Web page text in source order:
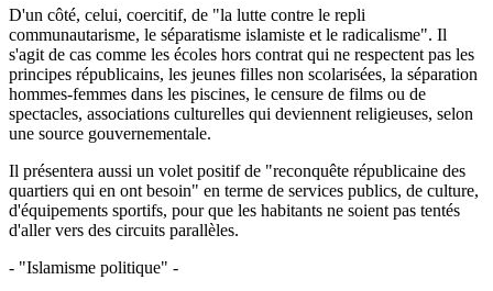
D'un côté, celui, coercitif, de "la lutte contre le repli
communautarisme, le séparatisme islamiste et le radicalisme". Il
s'agit de cas comme les écoles hors contrat qui ne respectent pas les
principes républicains, les jeunes filles non scolarisées, la séparation
hommes-femmes dans les piscines, le censure de films ou de
spectacles, associations culturelles qui deviennent religieuses, selon
une source gouvernementale.
Il présentera aussi un volet positif de "reconquête républicaine des
quartiers qui en ont besoin" en terme de services publics, de culture,
d'équipements sportifs, pour que les habitants ne soient pas tentés
d'aller vers des circuits parallèles.
- "Islamisme politique" -